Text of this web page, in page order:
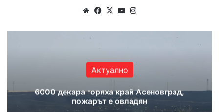
WebsiteFacebook
X YouTube
Актуално
6000 декара горяха край Асеновград,
пожарът е овладян